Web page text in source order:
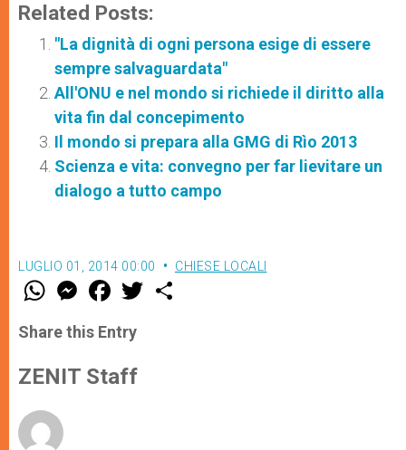
Related Posts:
"La dignità di ogni persona esige di essere
sempre salvaguardata"
All'ONU e nel mondo si richiede il diritto alla
vita fin dal concepimento
Il mondo si prepara alla GMG di Rìo 2013
Scienza e vita: convegno per far lievitare un
dialogo a tutto campo
LUGLIO 01, 2014 00:00 CHIESE LOCALI
W
t
s
p
p
M
e
s
e
g
e
F
a
e
b
o
k
w
Share this Entry
ZENIT Staff